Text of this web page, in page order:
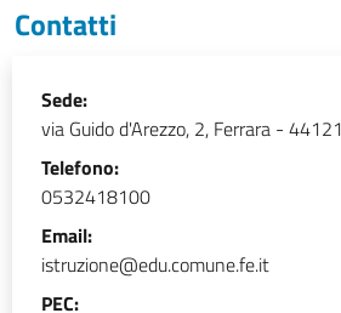
Contatti
Sede:
via Guido d'Arezzo, 2, Ferrara - 44121
Telefono:
0532418100
Email:
istruzione@edu.comune.fe.it
PEC: